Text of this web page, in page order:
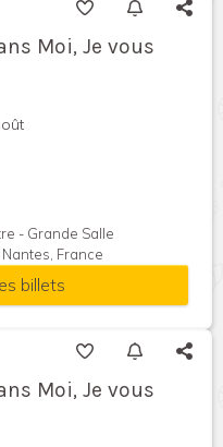
Moi, Je vous
- Grande Salle
France
billets
Moi, Je vous